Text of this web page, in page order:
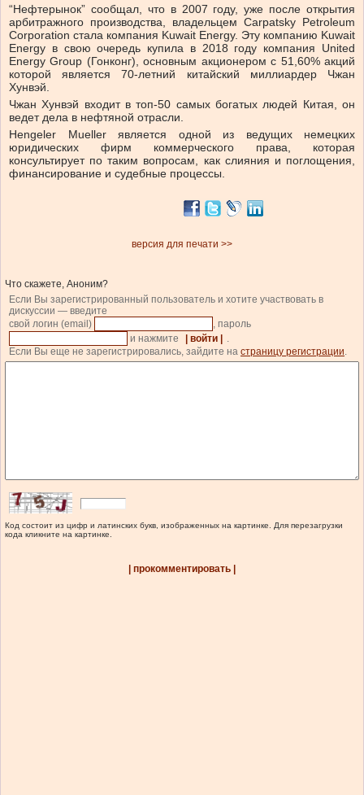
“Нефтерынок” сообщал, что в 2007 году, уже после открытия
арбитражного производства, владельцем Carpatsky Petroleum
Corporation стала компания Kuwait Energy. Эту компанию Kuwait
Energy в свою очередь купила в 2018 году компания United
Energy Group (Гонконг), основным акционером с 51,60% акций
которой является 70-летний китайский миллиардер Чжан
Хунвэй.
Чжан Хунвэй входит в топ-50 самых богатых людей Китая, он
ведет дела в нефтяной отрасли.
Hengeler Mueller является одной из ведущих немецких
юридических фирм коммерческого права, которая
консультирует по таким вопросам, как слияния и поглощения,
финансирование и судебные процессы.
версия для печати >>
Что скажете, Аноним?
Если Вы зарегистрированный пользователь и хотите участвовать в
дискуссии — введите
свой логин (email)
, пароль
и нажмите
| войти |
.
Если Вы еще не зарегистрировались, зайдите на страницу регистрации.
Код состоит из цифр и латинских букв, изображенных на картинке. Для перезагрузки
кода кликните на картинке.
| прокомментировать |